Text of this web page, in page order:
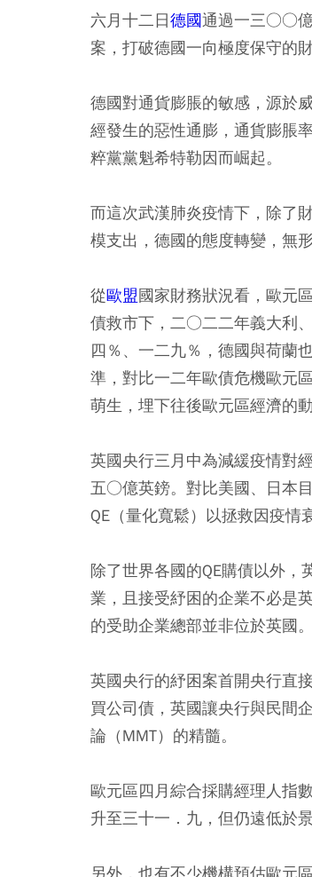
六月十二日德國通過一三○○億
案，打破德國一向極度保守的
德國對通貨膨脹的敏感，源於
經發生的惡性通膨，通貨膨脹
粹黨黨魁希特勒因而崛起。
而這次武漢肺炎疫情下，除了
模支出，德國的態度轉變，無
從歐盟國家財務狀況看，歐元
債救市下，二○二二年義大利
四％、一二九％，德國與荷
準，對比一二年歐債危機歐元
萌生，埋下往後歐元區經濟的動
英國央行三月中為減緩疫情對
五○億英鎊。對比美國、日本
QE（量化寬鬆）以拯救因疫情
除了世界各國的QE購債以外
業，且接受紓困的企業不必是
的受助企業總部並非位於英國。
英國央行的紓困案首開央行直
買公司債，英國讓央行與民間
論（MMT）的精髓。
歐元區四月綜合採購經理人指
升至三十一．九，但仍遠低於
另外，也有不少機構預估歐元